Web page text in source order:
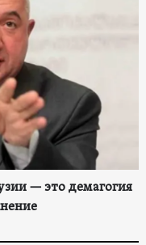
— это демагогия